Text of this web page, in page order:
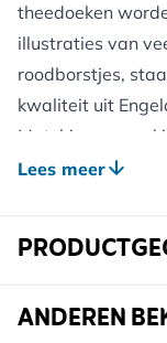
theedoeken
illustraties van
roodborstjes,
kwaliteit uit
Matching mugs,
from the Roy
Lees meer
Art.nr.
ANDEREN